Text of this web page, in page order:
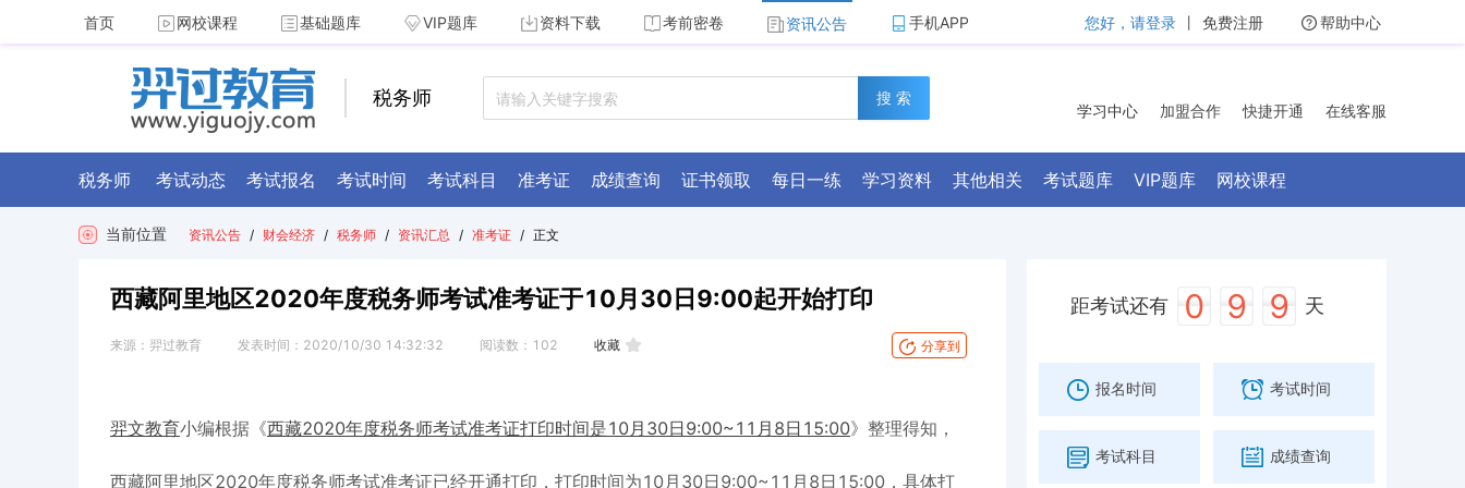
首页 网校课程 基础题库 VIP题库 资料下载 考前密卷 资讯公告 手机APP 您好，请登录 丨 免费注册 帮助中心
税务师 搜 索
学习中心 加盟合作 快捷开通 在线客服
税务师 考试动态 考试报名 考试时间 考试科目 准考证 成绩查询 证书领取 每日一练 学习资料 其他相关 考试题库 VIP题库 网校课程
当前位置 资讯公告 / 财会经济 / 税务师 / 资讯汇总 / 准考证 / 正文
西藏阿里地区2020年度税务师考试准考证于10月30日9:00起开始打印
来源： 羿过教育 发表时间： 2020/10/30 14:32:32 阅读数： 102 收藏 分享到
羿文教育小编根据《西藏2020年度税务师考试准考证打印时间是10月30日9:00~11月8日15:00》整理得知，
西藏阿里地区2020年度税务师考试准考证已经开通打印，打印时间为10月30日9:00~11月8日15:00，具体打
距考试还有 0 9 9 天
报名时间 考试时间
考试科目 成绩查询